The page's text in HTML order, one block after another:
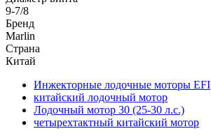
9-7/8
Бренд
Marlin
Страна
Китай
Инжекторные лодочные моторы EFI
китайский лодочный мотор
Лодочный мотор 30 (25-30 л.с.)
четырехтактный китайский мотор